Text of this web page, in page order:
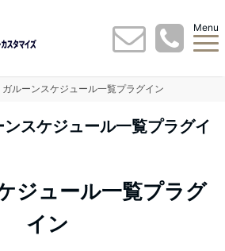
Menu
ルーンスケジュール一覧プラグイン
スケジュール一覧プラグイ
ジュール一覧プラグ
イン